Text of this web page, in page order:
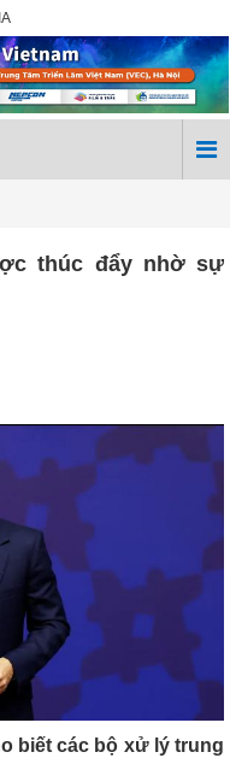
thúc đẩy nhờ sự
biết các bộ xử lý trung